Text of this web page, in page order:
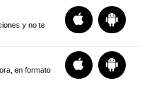
y no te
en formato